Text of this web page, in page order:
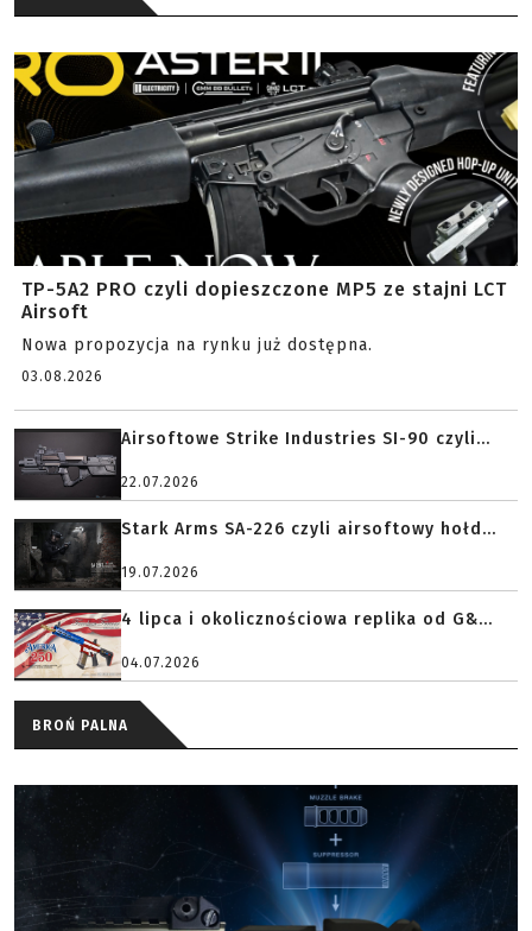
TP-5A2 PRO czyli dopieszczone MP5 ze stajni LCT
Airsoft
Nowa propozycja na rynku już dostępna.
03.08.2026
Airsoftowe Strike Industries SI-90 czyli...
22.07.2026
Stark Arms SA-226 czyli airsoftowy hołd...
19.07.2026
4 lipca i okolicznościowa replika od G&...
04.07.2026
BROŃ PALNA